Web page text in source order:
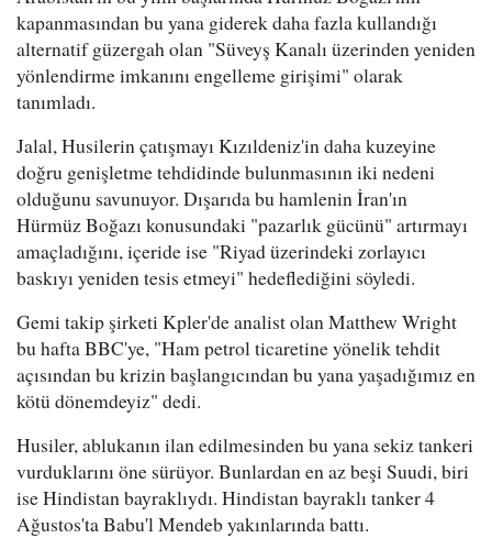
kapanmasından bu yana giderek daha fazla kullandığı
alternatif güzergah olan "Süveyş Kanalı üzerinden yeniden
yönlendirme imkanını engelleme girişimi" olarak
tanımladı.
Jalal, Husilerin çatışmayı Kızıldeniz'in daha kuzeyine
doğru genişletme tehdidinde bulunmasının iki nedeni
olduğunu savunuyor. Dışarıda bu hamlenin İran'ın
Hürmüz Boğazı konusundaki "pazarlık gücünü" artırmayı
amaçladığını, içeride ise "Riyad üzerindeki zorlayıcı
baskıyı yeniden tesis etmeyi" hedeflediğini söyledi.
Gemi takip şirketi Kpler'de analist olan Matthew Wright
bu hafta BBC'ye, "Ham petrol ticaretine yönelik tehdit
açısından bu krizin başlangıcından bu yana yaşadığımız en
kötü dönemdeyiz" dedi.
Husiler, ablukanın ilan edilmesinden bu yana sekiz tankeri
vurduklarını öne sürüyor. Bunlardan en az beşi Suudi, biri
ise Hindistan bayraklıydı. Hindistan bayraklı tanker 4
Ağustos'ta Babu'l Mendeb yakınlarında battı.